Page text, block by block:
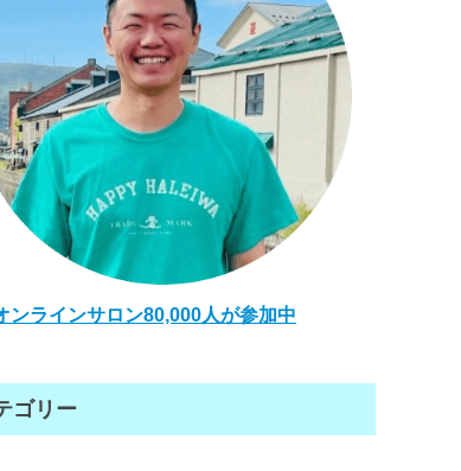
ンラインサロン80,000人が参加中
ゴリー